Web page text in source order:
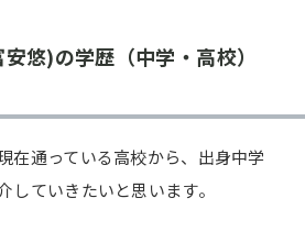
悠)の学歴（中学・高校）
在通っている高校から、出身中学
していきたいと思います。